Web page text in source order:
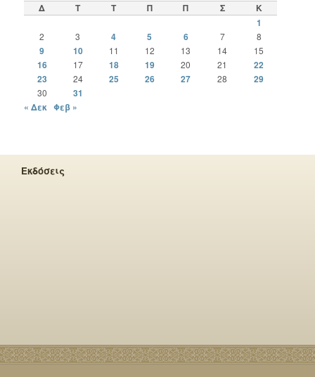
Δ Τ Τ Π Π Σ
Κ
1
2 3 4 5 6 7 8
9 10 11 12 13 14 15
16 17 18 19 20 21
22
23
24 25 26 27 28 29
30
31
« Δεκ Φεβ »
Εκδόσεις